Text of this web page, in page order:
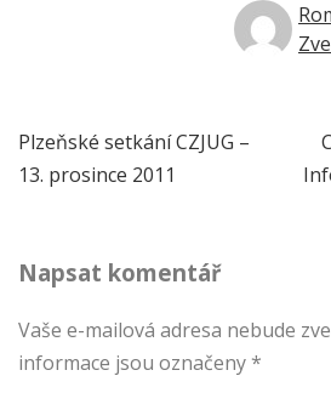
Navigace
pro
Plzeňské setkání CZJUG –
13. prosince 2011
Napsat komentář
Vaše e-mailová adresa nebude
informace jsou označeny *